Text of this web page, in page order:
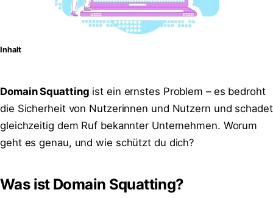
Inhalt
Domain Squatting ist ein ernstes Problem – es bedroht
die Sicherheit von Nutzerinnen und Nutzern und schadet
gleichzeitig dem Ruf bekannter Unternehmen. Worum
geht es genau, und wie schützt du dich?
Was ist Domain Squatting?